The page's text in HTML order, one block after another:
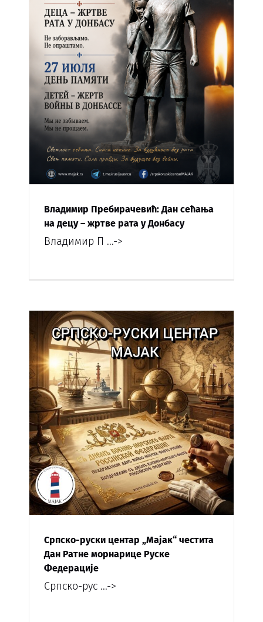
Владимир Пребирачевић: Дан сећања
на децу – жртве рата у Донбасу
Владимир П ...->
Српско-руски центар „Мајак“ честита
Дан Ратне морнарице Руске
Федерације
Српско-рус ...->